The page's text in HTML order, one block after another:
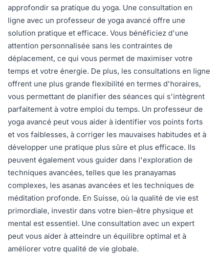
approfondir sa pratique du yoga. Une consultation en
ligne avec un professeur de yoga avancé offre une
solution pratique et efficace. Vous bénéficiez d'une
attention personnalisée sans les contraintes de
déplacement, ce qui vous permet de maximiser votre
temps et votre énergie. De plus, les consultations en ligne
offrent une plus grande flexibilité en termes d'horaires,
vous permettant de planifier des séances qui s'intègrent
parfaitement à votre emploi du temps. Un professeur de
yoga avancé peut vous aider à identifier vos points forts
et vos faiblesses, à corriger les mauvaises habitudes et à
développer une pratique plus sûre et plus efficace. Ils
peuvent également vous guider dans l'exploration de
techniques avancées, telles que les pranayamas
complexes, les asanas avancées et les techniques de
méditation profonde. En Suisse, où la qualité de vie est
primordiale, investir dans votre bien-être physique et
mental est essentiel. Une consultation avec un expert
peut vous aider à atteindre un équilibre optimal et à
améliorer votre qualité de vie globale.